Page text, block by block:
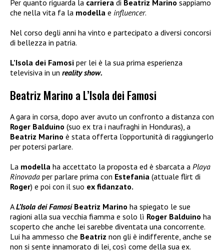
Per quanto riguarda la carriera di Beatriz Marino sappiamo
che nella vita fa la modella e influencer.
Nel corso degli anni ha vinto e partecipato a diversi concorsi
di bellezza in patria.
L’Isola dei Famosi per lei è la sua prima esperienza
televisiva in un reality show.
Beatriz Marino a L’Isola dei Famosi
A gara in corsa, dopo aver avuto un confronto a distanza con
Roger Balduino (suo ex tra i naufraghi in Honduras), a
Beatriz Marino è stata offerta l’opportunità di raggiungerlo
per potersi parlare.
La modella ha accettato la proposta ed è sbarcata a Playa
Rinovada per parlare prima con Estefania (attuale flirt di
Roger) e poi con il suo ex fidanzato.
AL’Isola dei Famosi Beatriz Marino ha spiegato le sue
ragioni alla sua vecchia fiamma e solo lì Roger Balduino ha
scoperto che anche lei sarebbe diventata una concorrente.
Lui ha ammesso che Beatriz non gli è indifferente, anche se
non si sente innamorato di lei, così come della sua ex.